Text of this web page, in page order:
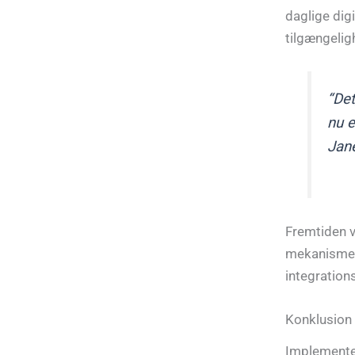
daglige
nu
Fremtiden
Konklusion